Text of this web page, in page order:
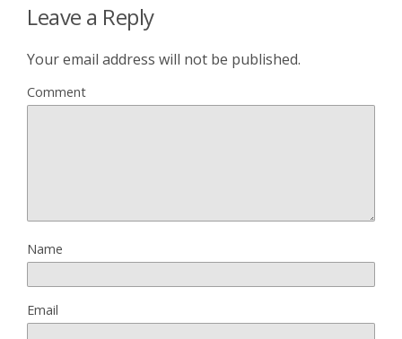
Leave a Reply
Your email address will not be published.
Comment
Name
Email